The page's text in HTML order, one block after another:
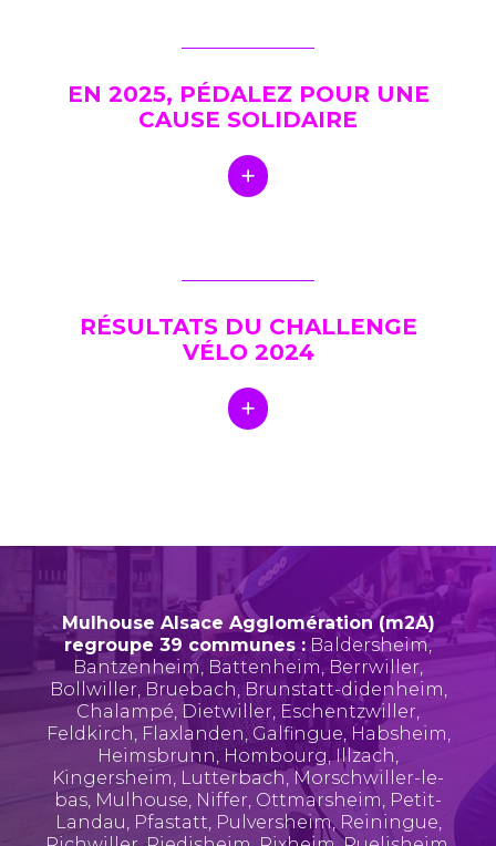
EN 2025, PÉDALEZ POUR UNE
CAUSE SOLIDAIRE
RÉSULTATS DU CHALLENGE
VÉLO 2024
Mulhouse Alsace Agglomération (m2A)
regroupe 39 communes : Baldersheim,
Bantzenheim, Battenheim, Berrwiller,
Bollwiller, Bruebach,Brunstatt-didenheim,
Chalampé, Dietwiller, Eschentzwiller,
Feldkirch, Flaxlanden,Galfingue, Habsheim,
Heimsbrunn, Hombourg,Illzach,
Kingersheim, Lutterbach, Morschwiller-le-
bas, Mulhouse, Niffer, Ottmarsheim, Petit-
Landau, Pfastatt, Pulversheim, Reiningue,